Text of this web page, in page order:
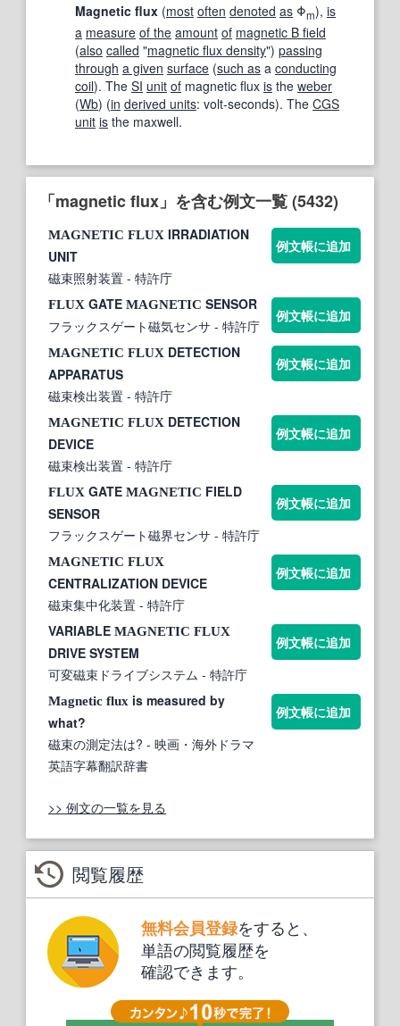
Magnetic flux (most often denoted as Φm), is
a measure of the amount of magnetic B field
(also called "magnetic flux density") passing
through a given surface (such as a conducting
coil). The SI unit of magnetic flux is the weber
(Wb) (in derived units: volt-seconds). The CGS
unit is the maxwell.
「magnetic flux」を含む例文一覧 (5432)
MAGNETIC FLUX IRRADIATION
UNIT
磁束照射装置 - 特許庁
例文帳に追加
FLUX GATE MAGNETIC SENSOR
フラックスゲート磁気センサ - 特許庁
例文帳に追加
MAGNETIC FLUX DETECTION
APPARATUS
磁束検出装置 - 特許庁
例文帳に追加
MAGNETIC FLUX DETECTION
DEVICE
磁束検出装置 - 特許庁
例文帳に追加
FLUX GATE MAGNETIC FIELD
SENSOR
フラックスゲート磁界センサ - 特許庁
例文帳に追加
MAGNETIC FLUX
CENTRALIZATION DEVICE
磁束集中化装置 - 特許庁
例文帳に追加
VARIABLE MAGNETIC FLUX
DRIVE SYSTEM
可変磁束ドライブシステム - 特許庁
例文帳に追加
Magnetic flux is measured by
what?
磁束の測定法は? - 映画・海外ドラマ
英語字幕翻訳辞書
例文帳に追加
>> 例文の一覧を見る
閲覧履歴
無料会員登録をすると、
単語の閲覧履歴を
確認できます。